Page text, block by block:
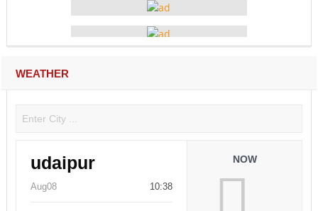
WEATHER
udaipur
Aug08 10:38
NOW